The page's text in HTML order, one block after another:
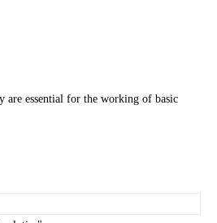
are essential for the working of basic